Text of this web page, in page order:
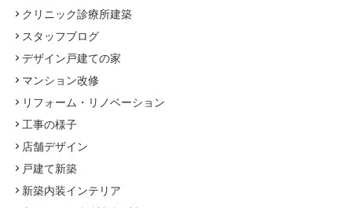
クリニック診療所建築
スタッフブログ
デザイン戸建ての家
マンション改修
リフォーム・リノベーション
工事の様子
店舗デザイン
戸建て新築
新築内装インテリア